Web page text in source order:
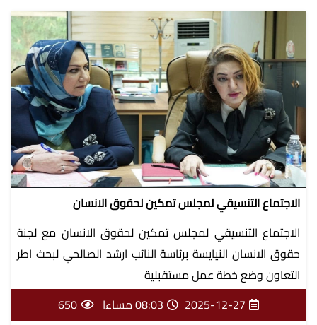
معاً لانهاء الفصلية من مجتمعاتنا
مشروع العدالة للجميع
المشروع العدالة للجميع
الاجتماع التنسيقي لمجلس تمكين لحقوق الانسان
الاجتماع التنسيقي لمجلس تمكين لحقوق الانسان مع لجنة
حقوق الانسان النيايسة برئاسة النائب ارشد الصالحي لبحث اطر
التعاون وضع خطة عمل مستقبلية
2025-12-27 08:03 مساءا 650